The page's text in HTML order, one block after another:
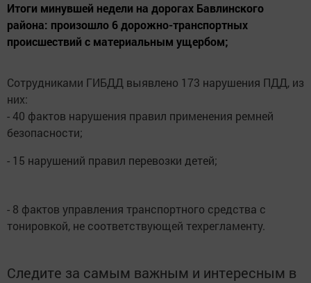
Итоги минувшей недели на дорогах Бавлинского
района: произошло 6 дорожно-транспортных
происшествий с материальным ущербом;
Сотрудниками ГИБДД выявлено 173 нарушения ПДД, из
них:
- 40 фактов нарушения правил применения ремней
безопасности;
- 15 нарушений правил перевозки детей;
- 8 фактов управления транспортного средства с
тонировкой, не соответствующей техрегламенту.
Следите за самым важным и интересным в